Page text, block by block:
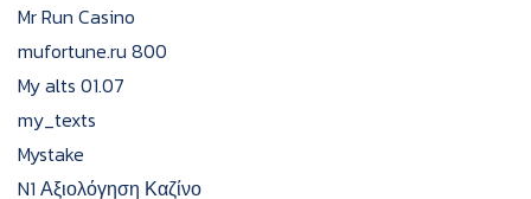
Mr Run Casino
mufortune.ru 800
My alts 01.07
my_texts
Mystake
N1 Αξιολόγηση Καζίνο